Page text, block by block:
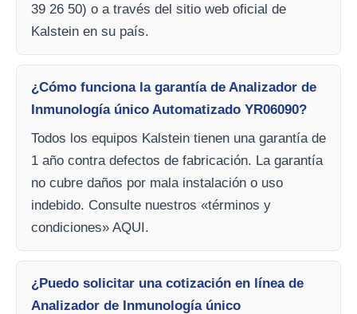
39 26 50) o a través del sitio web oficial de
Kalstein en su país.
¿Cómo funciona la garantía de Analizador de
Inmunología único Automatizado YR06090?
Todos los equipos Kalstein tienen una garantía de
1 año contra defectos de fabricación. La garantía
no cubre daños por mala instalación o uso
indebido. Consulte nuestros «términos y
condiciones» AQUI.
¿Puedo solicitar una cotización en línea de
Analizador de Inmunología único